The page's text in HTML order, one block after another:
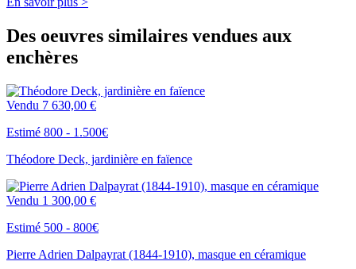
Des oeuvres similaires vendues aux
enchères
Vendu 7 630,00 €
Estimé 800 - 1.500€
Théodore Deck, jardinière en faïence
Vendu 1 300,00 €
Estimé 500 - 800€
Pierre Adrien Dalpayrat (1844-1910), masque en céramique